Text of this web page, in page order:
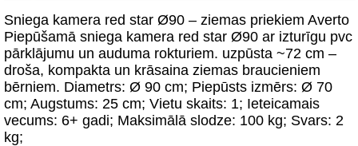
Sniega kamera red star Ø90 – ziemas priekiem Averto
Piepūšamā sniega kamera red star Ø90 ar izturīgu pvc
pārklājumu un auduma rokturiem. uzpūsta ~72 cm –
droša, kompakta un krāsaina ziemas braucieniem
bērniem. Diametrs: Ø 90 cm; Piepūsts izmērs: Ø 70
cm; Augstums: 25 cm; Vietu skaits: 1; Ieteicamais
vecums: 6+ gadi; Maksimālā slodze: 100 kg; Svars: 2
kg;